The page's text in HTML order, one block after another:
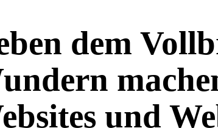
dem
und